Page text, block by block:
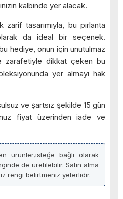
kalbinde yer alacak.
zarif tasarımıyla, bu pırlanta
da ideal bir seçenek.
hediye, onun için unutulmaz
zarafetiyle dikkat çeken bu
yer almayı hak
ve şartsız şekilde 15 gün
fiyat üzerinden iade ve
ürünler,isteğe bağlı olarak
de üretilebilir. Satın alma
rengi belirtmeniz yeterlidir.